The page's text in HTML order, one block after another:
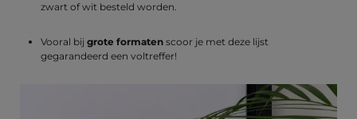
zwart of wit besteld worden.
Vooral bij grote formatenscoor je met deze lijst
gegarandeerd een voltreffer!